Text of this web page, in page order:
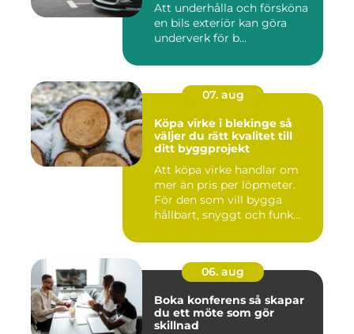
Att underhålla och försköna
en bils exteriör kan göra
underverk för b...
07. aug
Köpa virke i blekinge så
väljer du rätt kvalitet till
ditt byggprojekt
Att köpa virke handlar om
mer än pris per löpmeter.
För den som vill bygga
hållbart, snyggt och funk...
06. aug
Boka konferens så skapar
du ett möte som gör
skillnad